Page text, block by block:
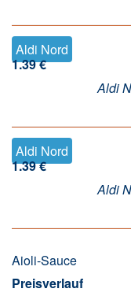
Aldi Nord
1.39 €
Aldi
Aldi Nord
1.39 €
Aldi
Aioli-Sauce
Preisverlauf